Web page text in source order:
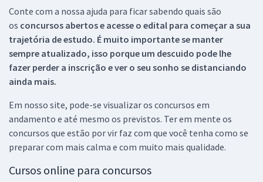
Conte com a nossa ajuda para ficar sabendo quais são
os concursos abertos e acesse o edital para começar a sua
trajetória de estudo. É muito importante se manter
sempre atualizado, isso porque um descuido pode lhe
fazer perder a inscrição e ver o seu sonho se distanciando
ainda mais.
Em nosso site, pode-se visualizar os concursos em
andamento e até mesmo os previstos. Ter em mente os
concursos que estão por vir faz com que você tenha como se
preparar com mais calma e com muito mais qualidade.
Cursos online para concursos